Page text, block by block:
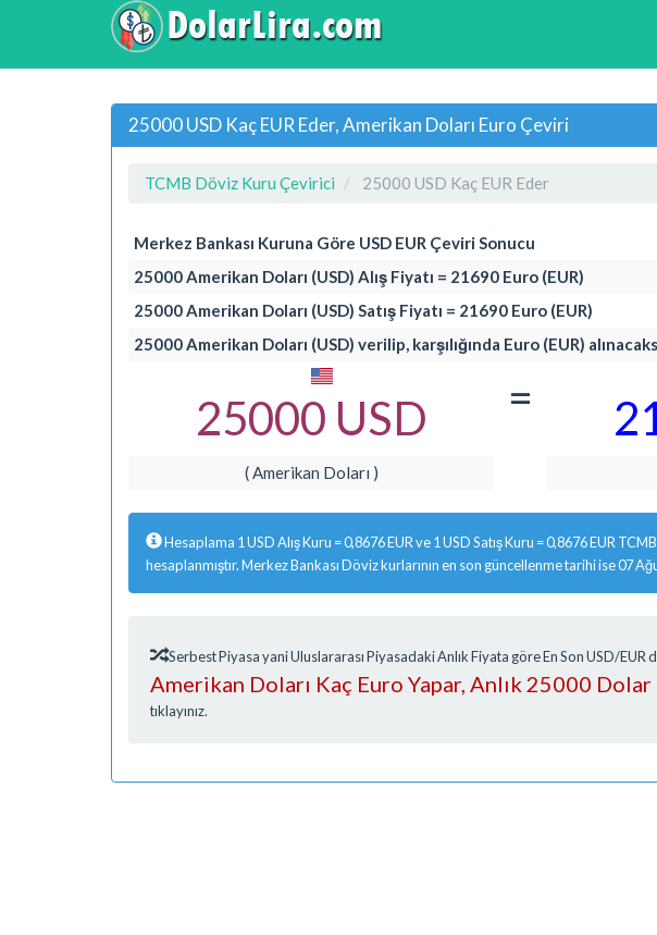
25000 USD Kaç EUR Eder, Amerikan Doları Euro Çeviri
TCMB Döviz Kuru Çevirici 25000 USD Kaç EUR Eder
Merkez Bankası Kuruna Göre USD EUR Çeviri Sonucu
25000 Amerikan Doları (USD) Alış Fiyatı = 21690 Euro (EUR)
25000 Amerikan Doları (USD) Satış Fiyatı = 21690 Euro (EUR)
25000 Amerikan Doları (USD) verilip, karşılığında Euro (EUR)
25000 USD =
( Amerikan Doları )
Hesaplama 1 USD Alış Kuru = 0,8676 EUR ve 1 USD Satış Kuru = 0,8676 EUR
hesaplanmıştır. Merkez Bankası Döviz kurlarının en son güncellenme tarihi ise 07
Serbest Piyasa yani Uluslararası Piyasadaki Anlık Fiyata göre En Son USD/
Amerikan Doları Kaç Euro Yapar, Anlık 25000 Dolar
tıklayınız.